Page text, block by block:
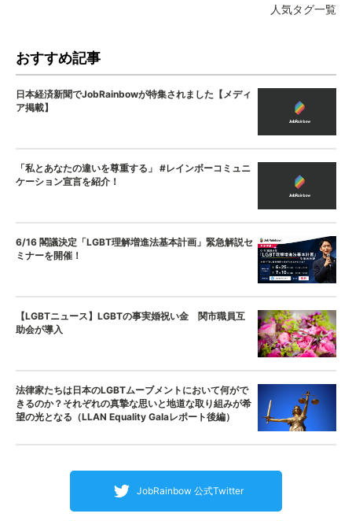
人気タグ一覧
おすすめ記事
日本経済新聞でJobRainbowが特集されました【メディ
ア掲載】
「私とあなたの違いを尊重する」 #レインボーコミュニ
ケーション宣言を紹介！
6/16 閣議決定「LGBT理解増進法基本計画」緊急解説セ
ミナーを開催！
【LGBTニュース】LGBTの事実婚祝い金 関市職員互
助会が導入
法律家たちは日本のLGBTムーブメントにおいて何がで
きるのか？それぞれの真摯な思いと地道な取り組みが希
望の光となる（LLAN Equality Galaレポート後編）
JobRainbow 公式Twitter